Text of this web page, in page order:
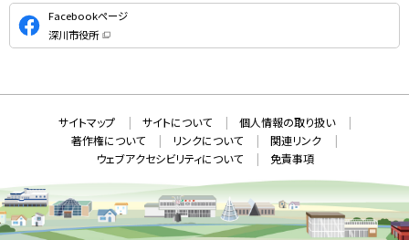
公
式
S
Facebookページ
深川市役所
（
ン
で
開
き
ま
す
メ
ニ
ュ
報
サイトマップ サイトについて
個人情報の取り扱い
著作権について
リンクについて
関連リンク
ウェブアクセシビリティについて
免責事項